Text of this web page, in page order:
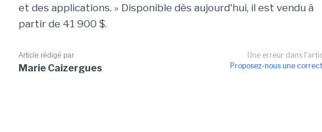
et des applications. » Disponible dès aujourd'hui, il est vendu à
partir de 41 900 $.
Une erreur dans
Proposez-nous une
Article rédigé par
Marie Caizergues